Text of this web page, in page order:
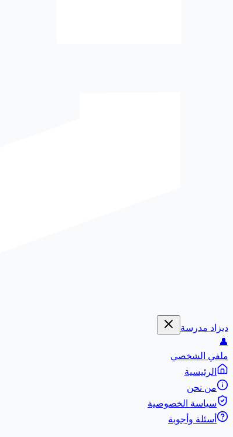
ديزاد مدرسة
👤
ملفي الشخصي
الرئيسية
من نحن
سياسة الخصوصية
أسئلة وأجوبة